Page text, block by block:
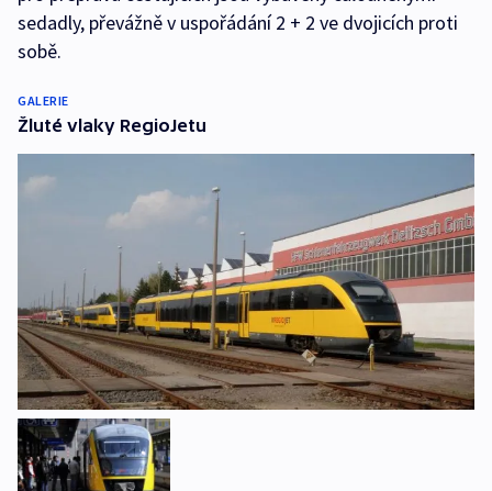
sedadly, převážně v uspořádání 2 + 2 ve dvojicích proti
sobě.
GALERIE
Žluté vlaky RegioJetu